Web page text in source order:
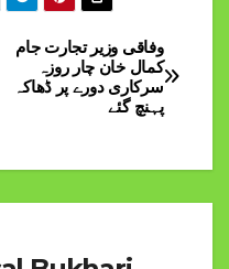
وفاقی وزیر تجارت جام
کمال خان چار روزہ
سرکاری دورے پر ڈھاکہ
پہنچ گئے